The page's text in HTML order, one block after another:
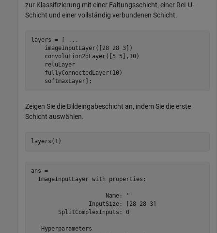
zur Klassifizierung mit einer Faltungsschicht, einer ReLU-
Schicht und einer vollständig verbundenen Schicht.
layers = [
...
    imageInputLayer([28 28 3])
    convolution2dLayer([5 5],10)
    reluLayer
    fullyConnectedLayer(10)
    softmaxLayer];
Zeigen Sie die Bildeingabeschicht an, indem Sie die erste
Schicht auswählen.
layers(1)
ans =
  ImageInputLayer with properties:
                      Name: ''
                 InputSize: [28 28 3]
        SplitComplexInputs: 0
   Hyperparameters